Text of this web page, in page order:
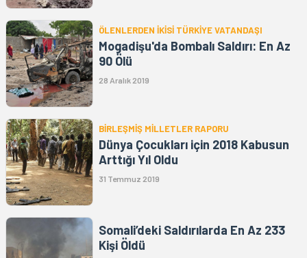
ÖLENLERDEN İKİSİ TÜRKİYE VATANDAŞI
Mogadişu'da Bombalı Saldırı: En Az
90 Ölü
28 Aralık 2019
BİRLEŞMİŞ MİLLETLER RAPORU
Dünya Çocukları için 2018 Kabusun
Arttığı Yıl Oldu
31 Temmuz 2019
Somali’deki Saldırılarda En Az 233
Kişi Öldü